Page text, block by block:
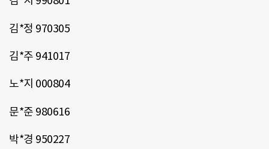
김*정 970305
김*주 941017
노*지 000804
문*준 980616
박*경 950227